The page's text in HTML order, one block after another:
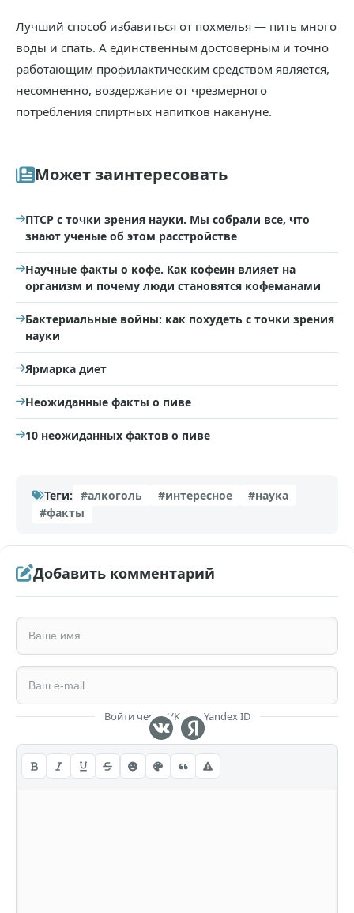
Лучший способ избавиться от похмелья — пить много
воды и спать. А единственным достоверным и точно
работающим профилактическим средством является,
несомненно, воздержание от чрезмерного
потребления спиртных напитков накануне.
Может заинтересовать
ПТСР с точки зрения науки. Мы собрали все, что
знают ученые об этом расстройстве
Научные факты о кофе. Как кофеин влияет на
организм и почему люди становятся кофеманами
Бактериальные войны: как похудеть с точки зрения
науки
Ярмарка диет
Неожиданные факты о пиве
10 неожиданных фактов о пиве
Теги: #алкоголь #интересное
#наука
#факты
Добавить комментарий
Войти через VK или Yandex ID